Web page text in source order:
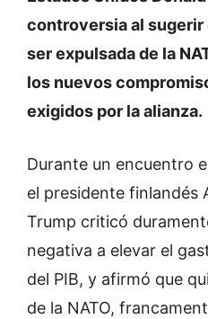
controversia al sugerir
ser expulsada de la
los nuevos
exigidos por la alianza.
Durante un encuentro
el presidente finlandés
Trump criticó
negativa a elevar el
del PIB, y afirmó que
de la NATO,